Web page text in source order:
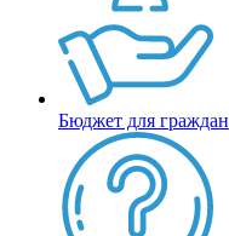
Бюджет для граждан